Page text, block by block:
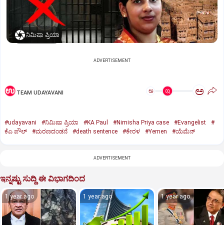
ನಿಮಿಷಾ ಪ್ರಿಯಾ
ADVERTISEMENT
TEAM UDAYAVANI ಅ ಅ
#udayavani #ನಿಮಿಷಾ ಪ್ರಿಯಾ #KA Paul #Nimisha Priya case #Evangelist
#
ಕೆಎ ಪೌಲ್
#ಮರಣದಂಡನೆ #death sentence #ಕೇರಳ #Yemen #ಯೆಮೆನ್‌
ADVERTISEMENT
ಇನ್ನಷ್ಟು ಸುದ್ದಿ ಈ ವಿಭಾಗದಿಂದ
1 year ago 1 year ago 1 year ago